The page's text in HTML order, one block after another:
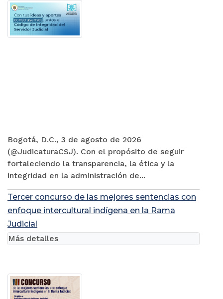
Bogotá, D.C., 3 de agosto de 2026
(@JudicaturaCSJ). Con el propósito de seguir
fortaleciendo la transparencia, la ética y la
integridad en la administración de...
Tercer concurso de las mejores sentencias con
enfoque intercultural indígena en la Rama
Judicial
Más detalles